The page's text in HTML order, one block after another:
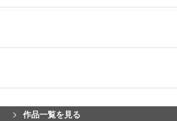
作品一覧を見る